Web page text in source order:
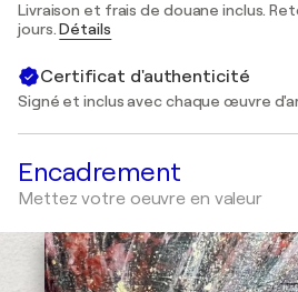
Livraison et frais de douane inclus.
jours.Détails
Certificat d'authenticité
Signé et inclus avec chaque œuvre
Encadrement
Mettez votre oeuvre en valeur